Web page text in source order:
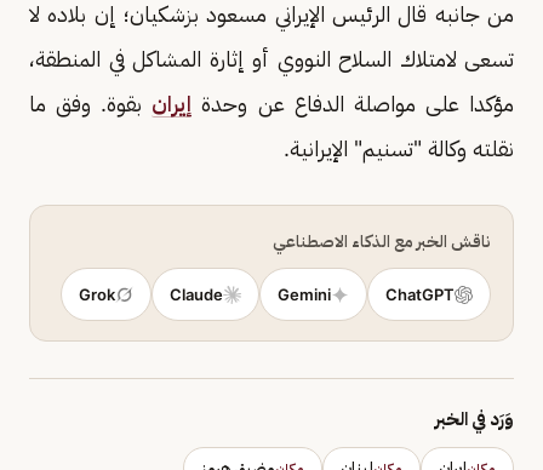
من جانبه قال الرئيس الإیراني مسعود بزشكيان؛ إن بلاده لا
تسعى لامتلاك السلاح النووي أو إثارة المشاكل في المنطقة،
مؤكدا على مواصلة الدفاع عن وحدة إيران بقوة. وفق ما
نقلته وكالة "تسنيم" الإيرانية.
ناقش الخبر مع الذكاء الاصطناعي
ChatGPT
Gemini
Claude
Grok
وَرَد في الخبر